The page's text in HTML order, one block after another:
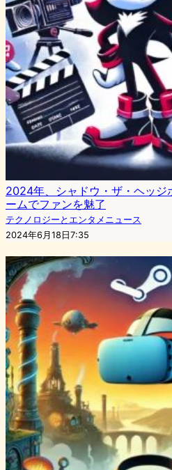
2024年、シャドウ・ザ・ヘッジ
ームでファンを魅了
テクノロジーとエンタメニュース
2024年6月18日7:35